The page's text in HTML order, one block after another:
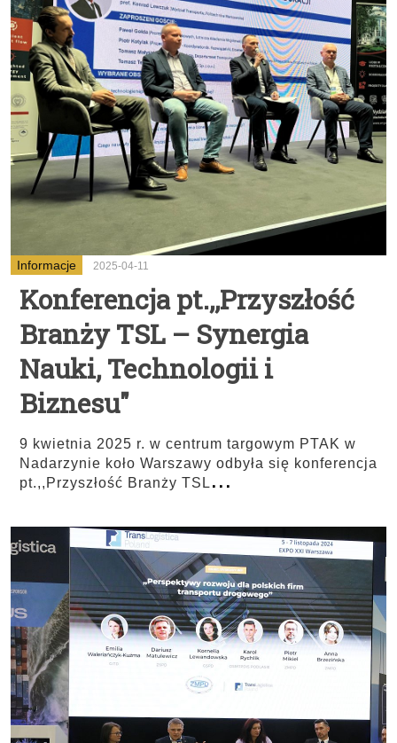
Informacje 2025-04-11
Konferencja pt.,,Przyszłość
Branży TSL – Synergia
Nauki, Technologii i
Biznesu"
9 kwietnia 2025 r. w centrum targowym PTAK w
Nadarzynie koło Warszawy odbyła się konferencja
pt.,,Przyszłość Branży TSL...